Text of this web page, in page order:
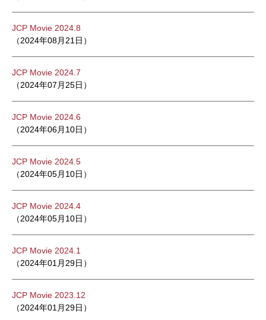
JCP Movie 2024.8
（2024年08月21日）
JCP Movie 2024.7
（2024年07月25日）
JCP Movie 2024.6
（2024年06月10日）
JCP Movie 2024.5
（2024年05月10日）
JCP Movie 2024.4
（2024年05月10日）
JCP Movie 2024.1
（2024年01月29日）
JCP Movie 2023.12
（2024年01月29日）